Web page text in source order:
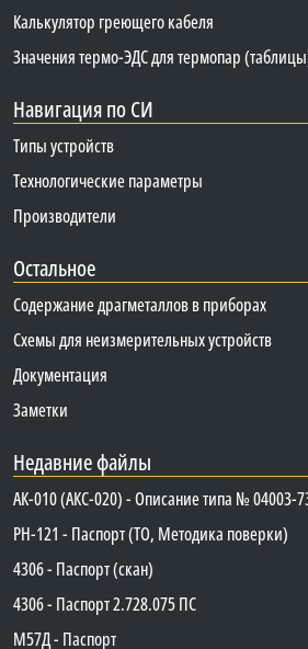
Калькулятор греющего кабеля
Значения термо-ЭДС для термопар
Навигация по СИ
Типы устройств
Технологические параметры
Производители
Остальное
Содержание драгметаллов в приборах
Схемы для неизмерительных устройств
Документация
Заметки
Недавние файлы
АК-010 (АКС-020) - Описание типа № 04003-
PH-121 - Паспорт (ТО, Методика поверки)
4306 - Паспорт (скан)
4306 - Паспорт 2.728.075 ПС
М57Д - Паспорт